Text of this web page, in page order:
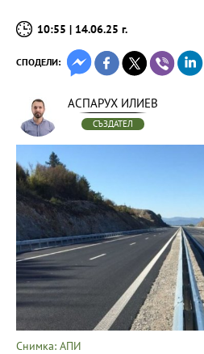
10:55 | 14.06.25 г.
СПОДЕЛИ:
АСПАРУХ ИЛИЕВ
СЪЗДАТЕЛ
Снимка: АПИ